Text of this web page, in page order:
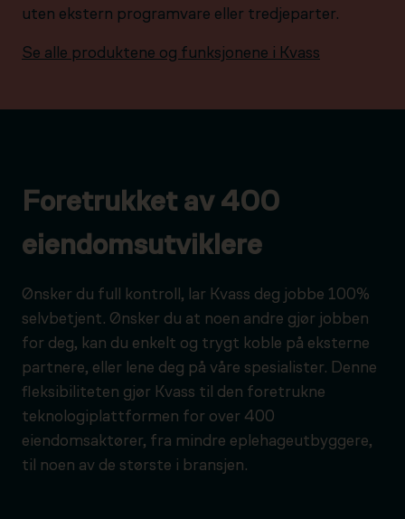
uten ekstern programvare eller tredjeparter.
Se alle produktene og funksjonene i Kvass
Foretrukket av 400
eiendomsutviklere
Ønsker du full kontroll, lar Kvass deg jobbe 100%
selvbetjent. Ønsker du at noen andre gjør jobben
for deg, kan du enkelt og trygt koble på eksterne
partnere, eller lene deg på våre spesialister. Denne
fleksibiliteten gjør Kvass til den foretrukne
teknologiplattformen for over 400
eiendomsaktører, fra mindre eplehageutbyggere,
til noen av de største i bransjen.